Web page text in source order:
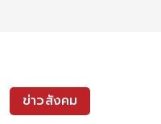
ข่าวสังคม